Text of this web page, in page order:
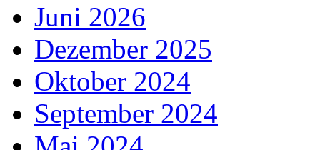
Juni 2026
Dezember 2025
Oktober 2024
September 2024